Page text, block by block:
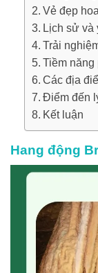
Vẻ đẹp
Lịch sử và
Trải
Tiềm năng
Các địa
Điểm đến
Kết luận
Hang động